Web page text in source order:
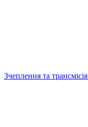
Зчеплення та трансмісія